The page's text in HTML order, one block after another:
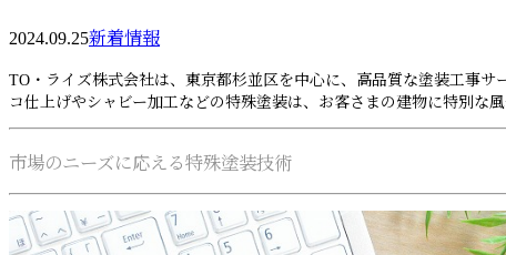
2024.09.25新着情報
TO・ライズ株式会社は、東京都杉並区を中心に、高品質な塗装工事
コ仕上げやシャビー加工などの特殊塗装は、お客さまの建物に特別な
市場のニーズに応える特殊塗装技術